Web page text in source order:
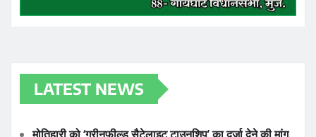
LATEST NEWS